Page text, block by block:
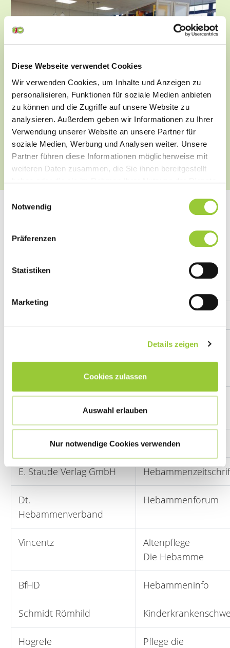
Diese Webseite verwendet Cookies
Wir verwenden Cookies, um Inhalte und Anzeigen zu
personalisieren, Funktionen für soziale Medien anbieten
zu können und die Zugriffe auf unsere Website zu
analysieren. Außerdem geben wir Informationen zu Ihrer
Verwendung unserer Website an unsere Partner für
soziale Medien, Werbung und Analysen weiter. Unsere
Partner führen diese Informationen möglicherweise mit
weiteren Daten zusammen, die Sie ihnen bereitgestellt
Cookies, wenn Sie unsere Webseite weiterhin nutzen.
Notwendig
Präferenzen
Statistiken
Marketing
Details zeigen
Cookies zulassen
Auswahl erlauben
Nur notwendige Cookies verwenden
Fachzeitschriften
Pflege-Zeitschrift
Pflegemagazin
Bibliomed
Die Schwester Der
Pfleger
Prodos Verlag Unterricht Pflege
E. Staude Verlag GmbH
Dt.
Hebammenverband
Hebammenforum
Vincentz
Altenpflege
Die Hebamme
BfHD Hebammeninfo
Schmidt Römhild
Hogrefe
Pflege die